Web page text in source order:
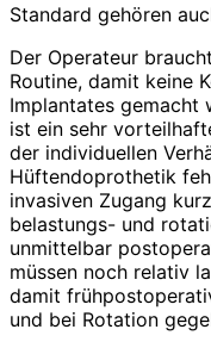
Standard gehören
Der Operateur
Routine, damit keine
Implantates gemacht
ist ein sehr
der individuellen
Hüftendoprothetik
invasiven Zugang
belastungs- und
unmittelbar
müssen noch relativ
damit
und bei Rotation